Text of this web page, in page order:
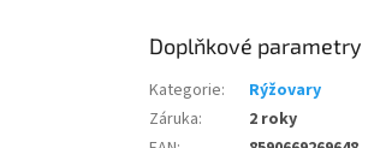
Doplňkové parametry
Kategorie:
Rýžovary
Záruka:
2 roky